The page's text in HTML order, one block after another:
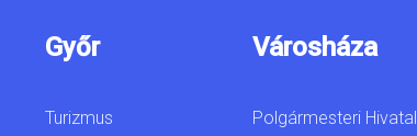
Győr
Turizmus
Városháza
Polgármesteri Hivatal